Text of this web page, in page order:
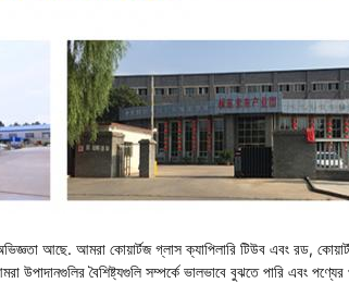
অভিজ্ঞতা আছে. আমরা কোয়ার্টজ গ্লাস ক্যাপিলারি টিউব এবং
উপাদানগুলির বৈশিষ্ট্যগুলি সম্পর্কে ভালভাবে বুঝতে পারি এবং